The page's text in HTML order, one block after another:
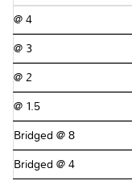
@ 4 Ω
@ 3 Ω
@ 2 Ω
@ 1.5 Ω
Bridged @ 8 Ω
Bridged @ 4 Ω